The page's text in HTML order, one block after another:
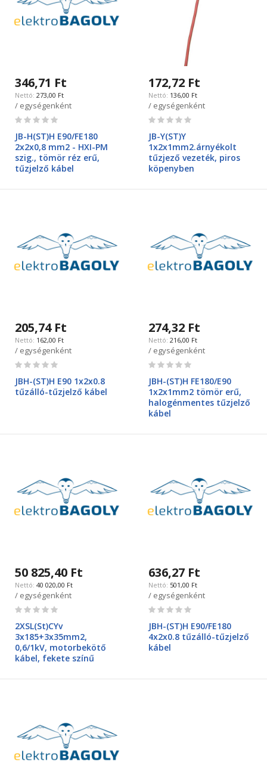
346,71 Ft
273,00 Ft
/ egységenként
Rating:
JB-H(ST)H E90/FE180
2x2x0,8 mm2 - HXI-PM
szig., tömör réz erű,
tűzjelző kábel
172,72 Ft
136,00 Ft
/ egységenként
Rating:
JB-Y(ST)Y
1x2x1mm2.árnyékolt
tűzjező vezeték, piros
köpenyben
205,74 Ft
162,00 Ft
/ egységenként
Rating:
JBH-(ST)H E90 1x2x0.8
tűzálló-tűzjelző kábel
274,32 Ft
216,00 Ft
/ egységenként
Rating:
JBH-(ST)H FE180/E90
1x2x1mm2 tömör erű,
halogénmentes tűzjelző
kábel
50 825,40 Ft
40 020,00 Ft
/ egységenként
Rating:
2XSL(St)CYv
3x185+3x35mm2,
0,6/1kV, motorbekötő
kábel, fekete színű
636,27 Ft
501,00 Ft
/ egységenként
Rating:
JBH-(ST)H E90/FE180
4x2x0.8 tűzálló-tűzjelző
kábel